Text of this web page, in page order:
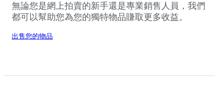
無論您是網上拍賣的新手還是專業銷售人員，我們
都可以幫助您為您的獨特物品賺取更多收益。
出售您的物品